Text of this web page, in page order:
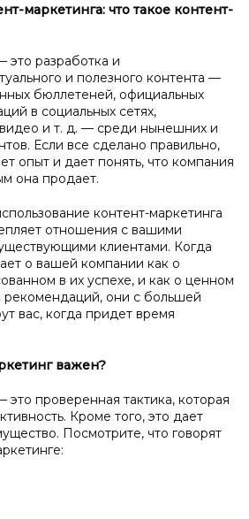
маркетинга: что такое контент-
это разработка и
и полезного контента —
бюллетеней, официальных
в социальных сетях,
и т. д. — среди нынешних и
Если все сделано правильно,
опыт и дает понять, что компания
она продает.
контент-маркетинга
отношения с вашими
клиентами. Когда
о вашей компании как о
в их успехе, и как о ценном
рекомендаций, они с большей
вас, когда придет время
важен?
это проверенная тактика, которая
Кроме того, это дает
Посмотрите, что говорят